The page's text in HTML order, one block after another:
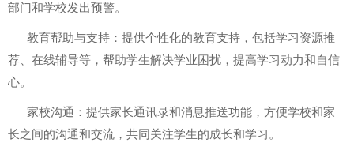
部门和学校发出预警。
教育帮助与支持：提供个性化的教育支持，包括学习资源推
荐、在线辅导等，帮助学生解决学业困扰，提高学习动力和自信
心。
家校沟通：提供家长通讯录和消息推送功能，方便学校和家
长之间的沟通和交流，共同关注学生的成长和学习。